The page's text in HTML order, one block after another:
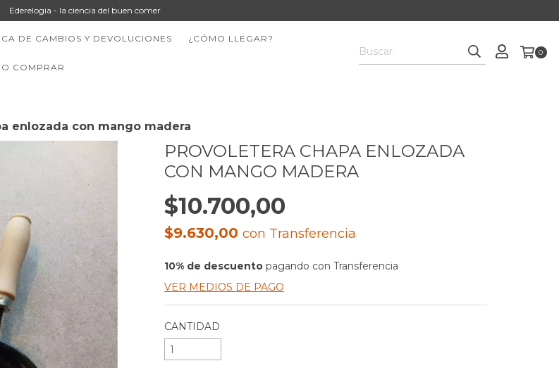
Ederelogia - la ciencia del buen comer
DE CAMBIOS Y DEVOLUCIONES ¿CÓMO LLEGAR?
COMPRAR
0
enlozada con mango madera
PROVOLETERA CHAPA ENLOZADA
CON MANGO MADERA
$10.700,00
$9.630,00con Transferencia
10% de descuento pagando con Transferencia
VER MEDIOS DE PAGO
CANTIDAD